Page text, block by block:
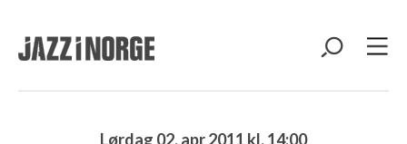
Lørdag 02. apr 2011 kl. 14:00